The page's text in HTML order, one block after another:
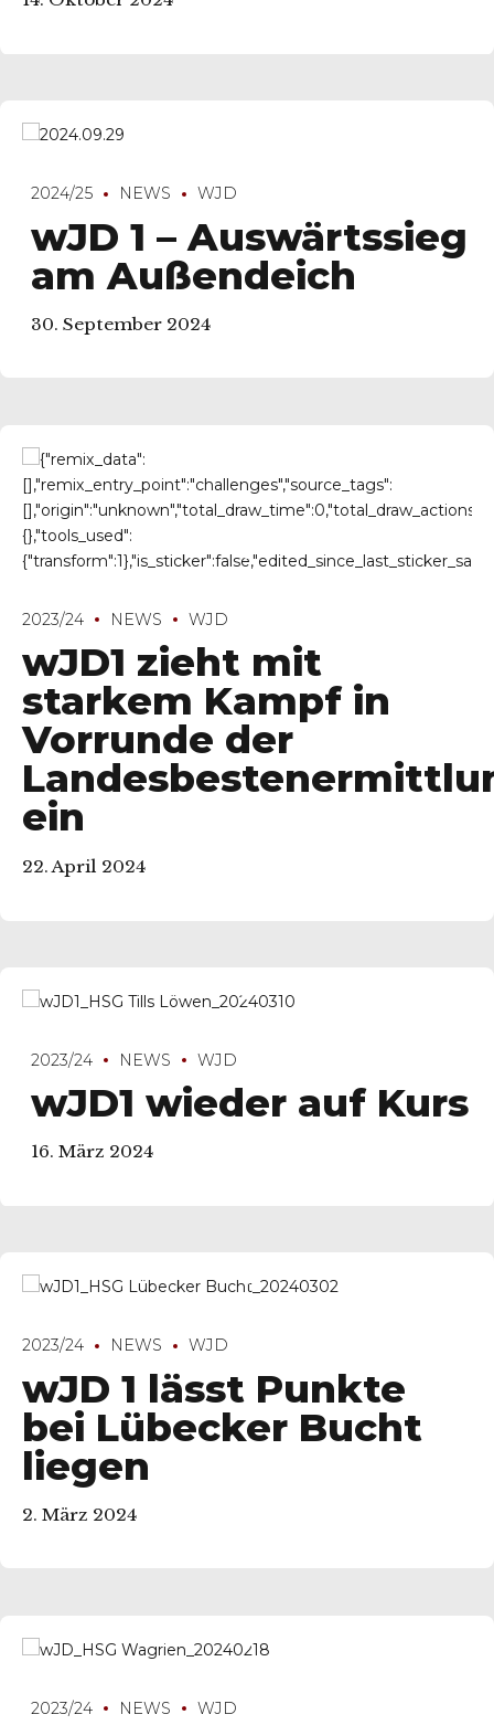
14. Oktober 2024
2024/25 NEWS WJD
wJD 1 – Auswärtssieg
am Außendeich
30. September 2024
2023/24 NEWS WJD
wJD1 zieht mit
starkem Kampf in
Vorrunde der
ein
22. April 2024
2023/24 NEWS WJD
wJD1 wieder auf Kurs
16. März 2024
2023/24 NEWS WJD
wJD 1 lässt Punkte
bei Lübecker Bucht
liegen
2. März 2024
2023/24 NEWS WJD